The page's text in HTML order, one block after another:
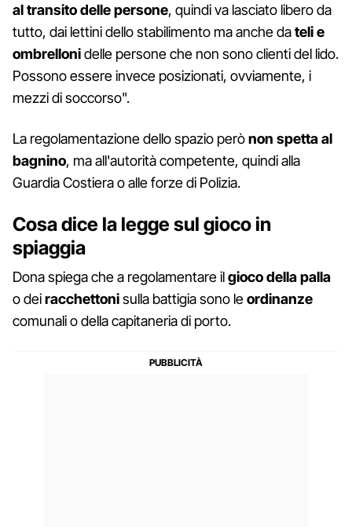
al transito delle persone, quindi va lasciato libero da
tutto, dai lettini dello stabilimento ma anche datelie
ombrellonidelle persone che non sono clienti del lido.
Possono essere invece posizionati, ovviamente, i
mezzi di soccorso".
La regolamentazione dello spazio perònon spetta al
bagnino, ma all'autorità competente, quindi alla
Guardia Costiera o alle forze di Polizia.
Cosa dice la legge sul gioco in
spiaggia
Dona spiega che a regolamentare ilgioco della palla
o deiracchettonisulla battigia sono leordinanze
comunali o della capitaneria di porto.